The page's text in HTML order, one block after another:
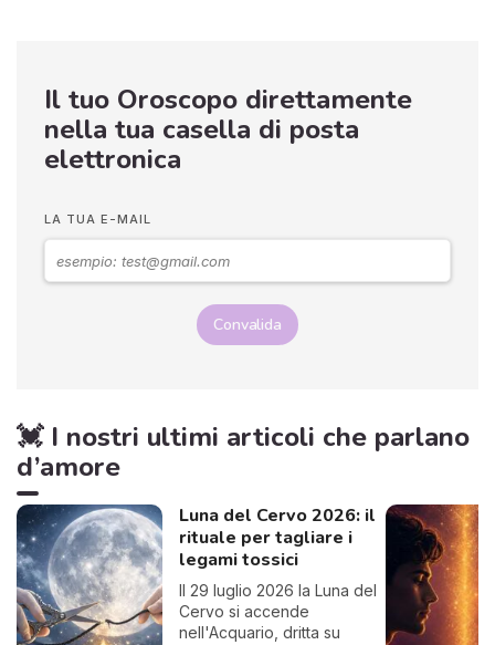
Il tuo Oroscopo direttamente
nella tua casella di posta
elettronica
LA TUA E-MAIL
Convalida
💓 I nostri ultimi articoli che parlano
d’amore
Luna del Cervo 2026: il
rituale per tagliare i
legami tossici
Il 29 luglio 2026 la Luna del
Cervo si accende
nell'Acquario, dritta su